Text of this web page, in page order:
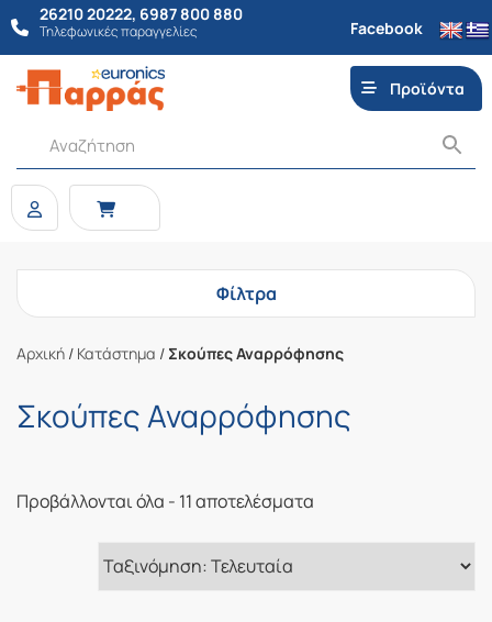
26210 20222, 6987 800 880
Τηλεφωνικές παραγγελίες Facebook
Προϊόντα
Φίλτρα
Αρχική / Κατάστημα / Σκούπες Αναρρόφησης
Σκούπες Αναρρόφησης
Προβάλλονται όλα - 11 αποτελέσματα